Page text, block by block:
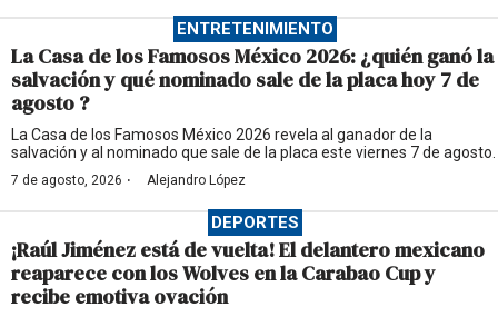
ENTRETENIMIENTO
La Casa de los Famosos México 2026: ¿quién ganó la
salvación y qué nominado sale de la placa hoy 7 de
agosto ?
La Casa de los Famosos México 2026 revela al ganador de la
salvación y al nominado que sale de la placa este viernes 7 de agosto.
7 de agosto, 2026 · Alejandro López
DEPORTES
¡Raúl Jiménez está de vuelta! El delantero mexicano
reaparece con los Wolves en la Carabao Cup y
recibe emotiva ovación